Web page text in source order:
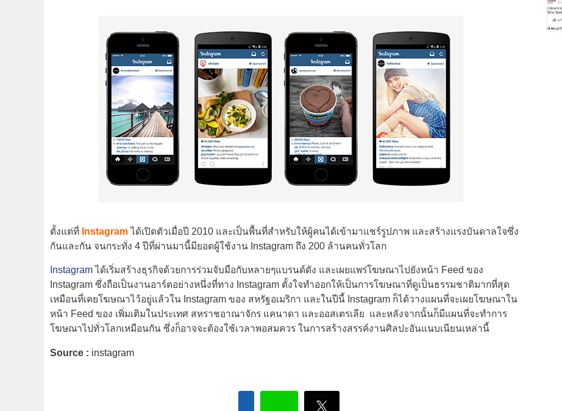
ตั้งแต่ที่ Instagramได้เปิดตัวเมื่อปี 2010 และเป็นพื้นที่สำหรับให้ผู้คนได้เข้ามาแชร์รูปภาพ และสร้างแรงบันดาลใจซึ่ง
กันและกัน จนกระทั่ง 4 ปีที่ผ่านมานี้มียอดผู้ใช้งาน Instagram ถึง 200 ล้านคนทั่วโลก
Instagramได้เริ่มสร้างธุรกิจด้วยการร่วมจับมือกับหลายๆแบรนด์ดัง และเผยแพร่โฆษณาไปยังหน้า Feed ของ
Instagram ซึ่งถือเป็นงานอาร์ตอย่างหนึ่งที่ทาง Instagram ตั้งใจทำออกให้เป็นการโฆษณาที่ดูเป็นธรรมชาติมากที่สุด
เหมือนที่เคยโฆษณาไว้อยู่แล้วใน Instagram ของ สหรัฐอเมริกา และในปีนี้ Instagram ก็ได้วางแผนที่จะเผยโฆษณาใน
หน้า Feed ของ เพิ่มเติมในประเทศ สหราชอาณาจักร แคนาดา และออสเตรเลีย และหลังจากนั้นก็มีแผนที่จะทำการ
โฆษณาไปทั่วโลกเหมือนกัน ซึ่งก็อาจจะต้องใช้เวลาพอสมควร ในการสร้างสรรค์งานศิลปะอันแนบเนียนเหล่านี้
Source : instagram